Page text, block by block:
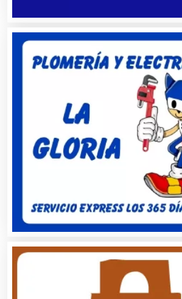
Asociaciones Civiles
Asociaciones Empresariales
Audio, Sonido e Iluminación
Audios para Eventos